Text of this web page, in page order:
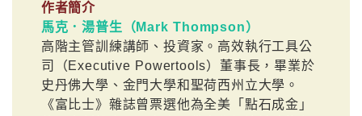
作者簡介
馬克．湯普生（Mark Thompson）
高階主管訓練講師、投資家。高效執行工具公
司（Executive Powertools）董事長，畢業於
史丹佛大學、金門大學和聖荷西州立大學。
《富比士》雜誌曾票選他為全美「點石成金」